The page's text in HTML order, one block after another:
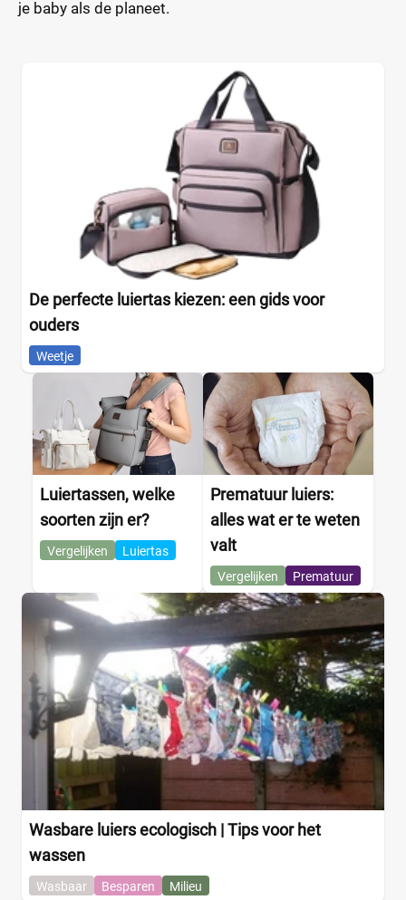
je baby als de planeet.
De perfecte luiertas kiezen: een gids voor
ouders
Weetje
Luiertassen, welke
soorten zijn er?
Vergelijken Luiertas
Prematuur luiers:
alles wat er te weten
valt
Vergelijken Prematuur
Wasbare luiers ecologisch | Tips voor het
wassen
Wasbaar Besparen Milieu